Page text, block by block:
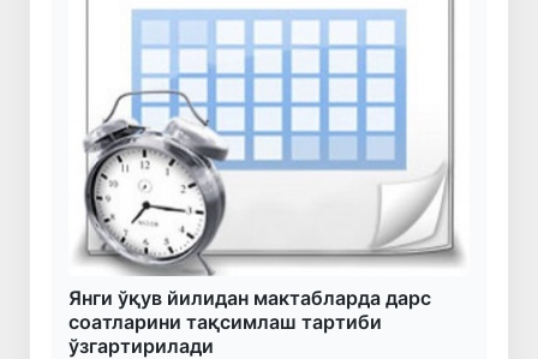
Янги ўқув йилидан мактабларда дарс
соатларини тақсимлаш тартиби
ўзгартирилади